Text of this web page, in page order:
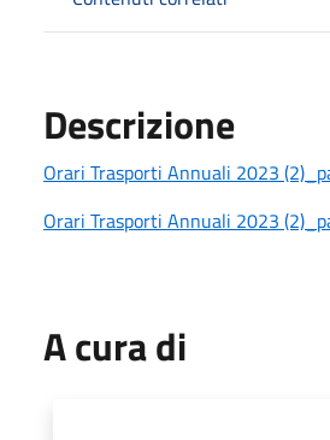
Descrizione
Orari Trasporti Annuali 2023
Orari Trasporti Annuali 2023
A cura di